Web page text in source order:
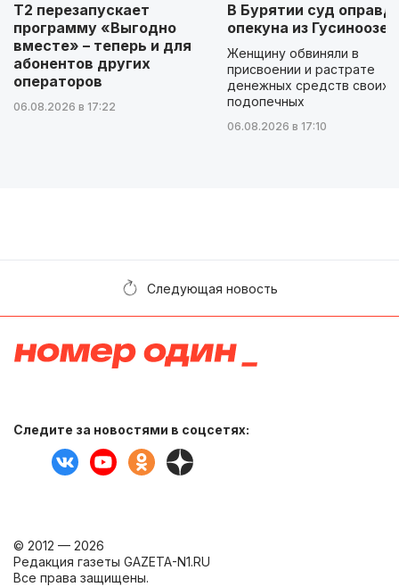
Т2 перезапускает
программу «Выгодно
вместе» – теперь и для
абонентов других
операторов
06.08.2026 в 17:22
В Бурятии суд
опекуна из
Женщину обвиняли в
присвоении и растрате
денежных средств своих
подопечных
06.08.2026 в 17:10
Следующая новость
Следите за новостями в соцсетях:
© 2012 — 2026
Редакция газеты GAZETA-N1.RU
Все права защищены.